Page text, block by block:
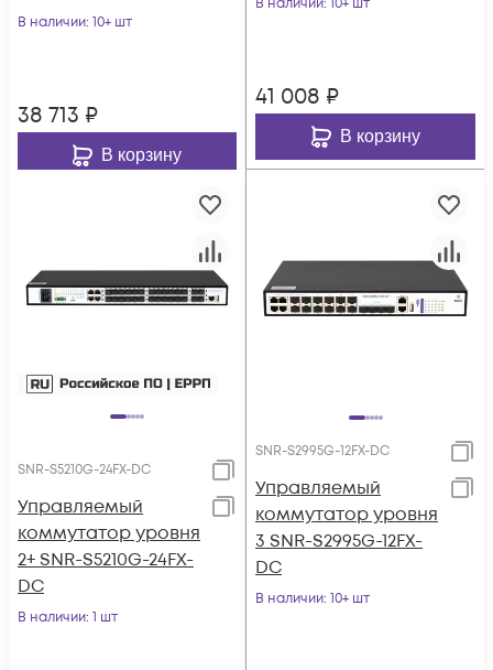
В наличии: 10+ шт
38 713 ₽
В корзину
В наличии: 10+ шт
41 008 ₽
В корзину
SNR-S5210G-24FX-DC
Управляемый
коммутатор уровня
2+ SNR-S5210G-24FX-
DC
В наличии: 1 шт
SNR-S2995G-12FX-DC
Управляемый
коммутатор уровня
3 SNR-S2995G-12FX-
DC
В наличии: 10+ шт